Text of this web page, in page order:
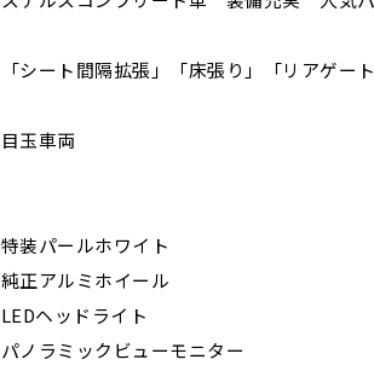
「シート間隔拡張」「床張り」「リアゲー
目玉車両
特装パールホワイト
純正アルミホイール
LEDヘッドライト
パノラミックビューモニター